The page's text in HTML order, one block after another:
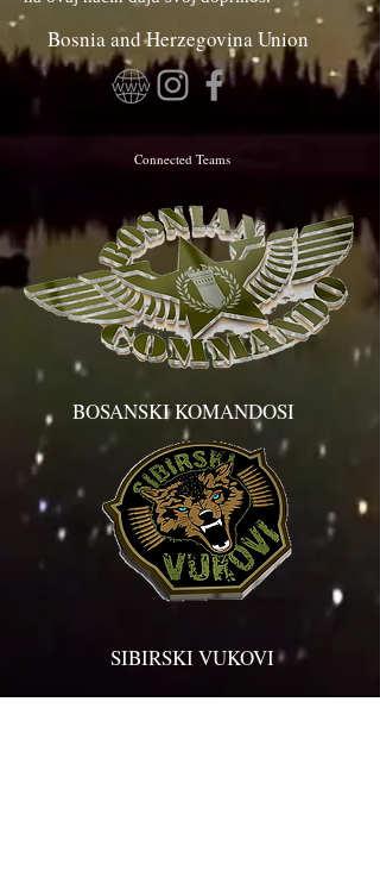
Bosnia and Herzegovina Union
Connected Teams
BOSANSKI KOMANDOSI
SIBIRSKI VUKOVI